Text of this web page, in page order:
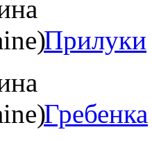
Прилуки
Гребенка